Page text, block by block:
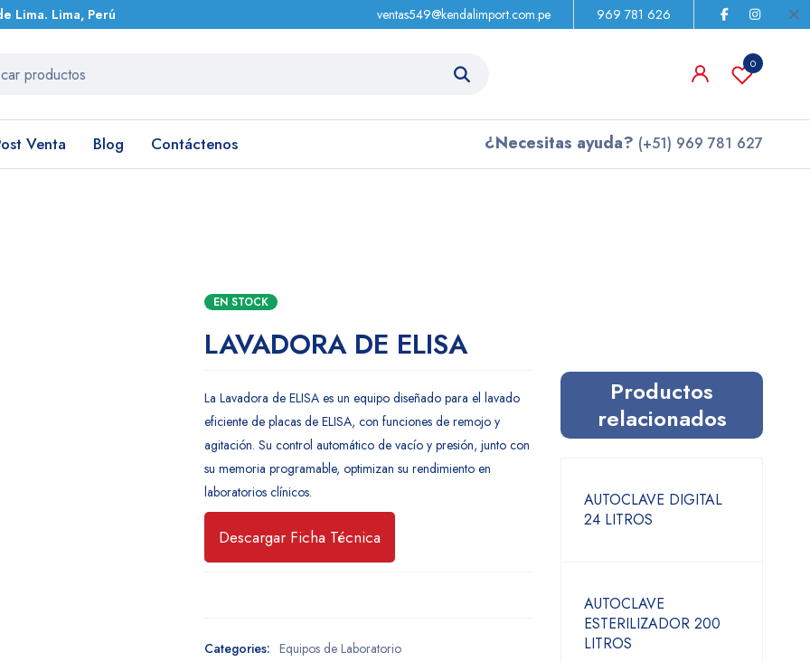
Lima. Lima, Perú ventas549@kendalimport.com.pe 969 781 626
0
Venta Blog Contáctenos ¿Necesitas ayuda? (+51) 969 781 627
EN STOCK
LAVADORA DE ELISA
La Lavadora de ELISA es un equipo diseñado para el lavado
eficiente de placas de ELISA, con funciones de remojo y
agitación. Su control automático de vacío y presión, junto con
su memoria programable, optimizan su rendimiento en
laboratorios clínicos.
Descargar Ficha Técnica
Categories: Equipos de Laboratorio
Productos
relacionados
AUTOCLAVE DIGITAL
24 LITROS
AUTOCLAVE
ESTERILIZADOR 200
LITROS